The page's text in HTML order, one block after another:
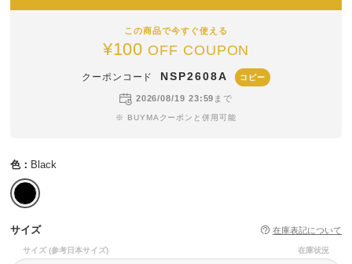
この商品で今すぐ使える
¥100 OFF COUPON
クーポンコード NSP2608A コピー
2026/08/19 23:59 まで
※ BUYMAクーポンと併用可能
色： Black
サイズ 在庫表記について
サイズ (参考日本サイズ) 在庫状況